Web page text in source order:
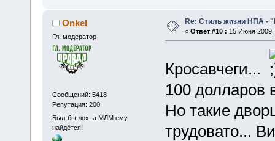
Onkel
Гл. модератор
Сообщений: 5418
Репутация: 200
Был-бы лох, а МЛМ ему
найдётся!
Re: Стиль жизни НПА -
« Ответ #10 : 15 Июня 2009,
Кросавчеги...
100 долларов
Но такие
трудовато...